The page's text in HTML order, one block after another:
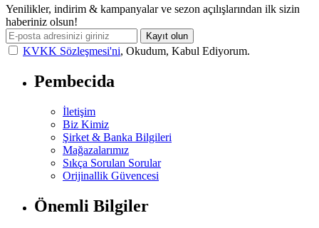
Yenilikler, indirim & kampanyalar ve sezon açılışlarından ilk sizin
haberiniz olsun!
Kayıt olun
KVKK Sözleşmesi'ni, Okudum, Kabul Ediyorum.
Pembecida
İletişim
Biz Kimiz
Şirket & Banka Bilgileri
Mağazalarımız
Sıkça Sorulan Sorular
Orijinallik Güvencesi
Önemli Bilgiler